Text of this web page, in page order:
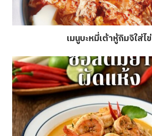
เมนูบะหมี่เต้าหู้กิมจิใส่ไข่